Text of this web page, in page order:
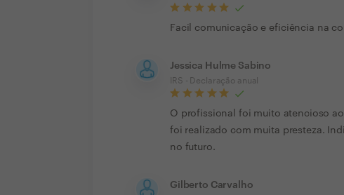
Facil comunicação e eficiência na
Jessica Hulme Sabino
IRS - Declaração anual
O profissional foi muito atencioso
foi realizado com muita presteza.
no futuro.
Gilberto Carvalho